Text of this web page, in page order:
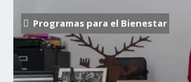
Programas para el Bienestar